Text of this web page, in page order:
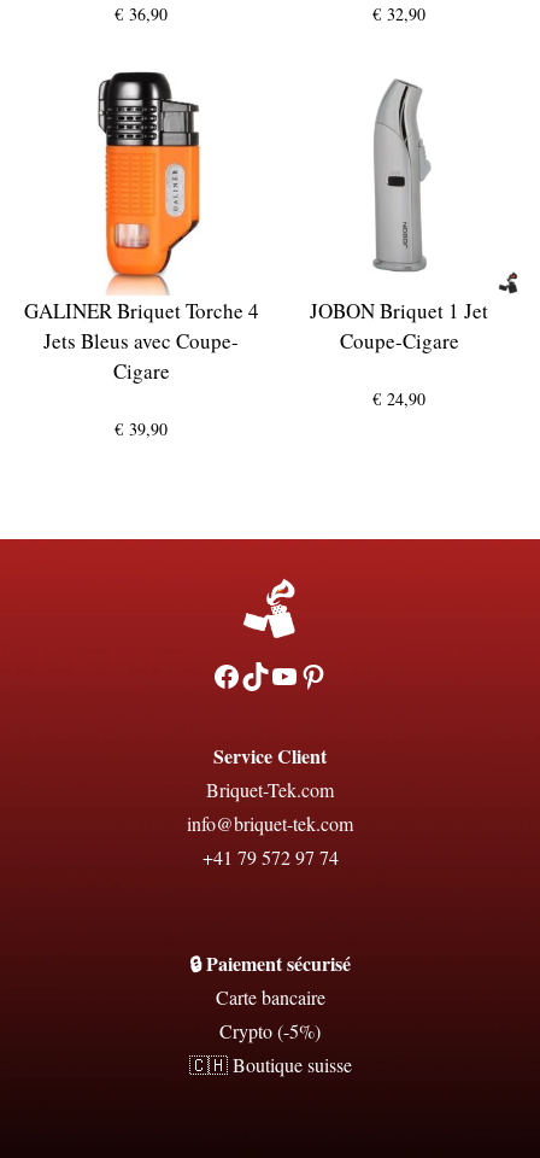
€ 36,90 € 32,90
GALINER Briquet Torche 4
Jets Bleus avec Coupe-
Cigare
€ 39,90
JOBON Briquet 1 Jet
Coupe-Cigare
€ 24,90
Facebook
TikTokYouTubePinterest
Service Client
Briquet-Tek.com
info@briquet-tek.com
+41 79 572 97 74
🔒 Paiement sécurisé
Carte bancaire
Crypto (-5%)
🇨🇭 Boutique suisse